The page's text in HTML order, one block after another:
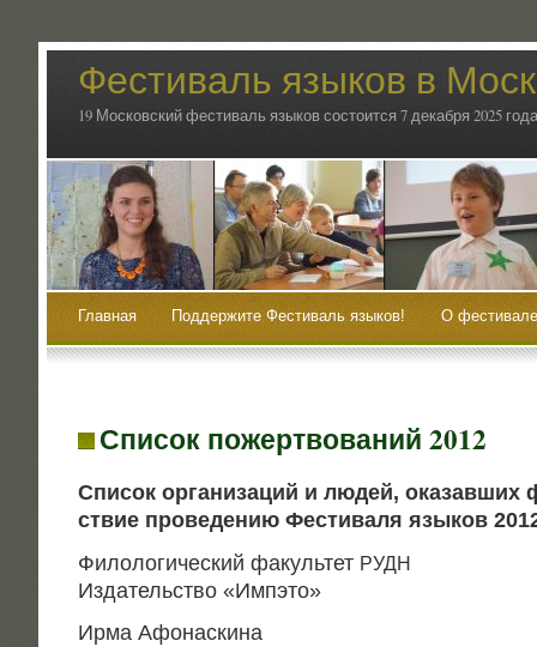
Фестиваль языков в
19 Московский фестиваль языков состоится 7 декабря 2025
Главная Поддержите Фестиваль языков! О
Список пожертвований 2012
Спи­сок орга­ни­за­ций и людей, ока­зав­ших
ствие про­ве­де­нию Фести­ва­ля язы­ков
Фило­ло­ги­че­ский факуль­тет РУДН
Изда­тель­ство «Имп­это»
Ирма Афо­на­ски­на